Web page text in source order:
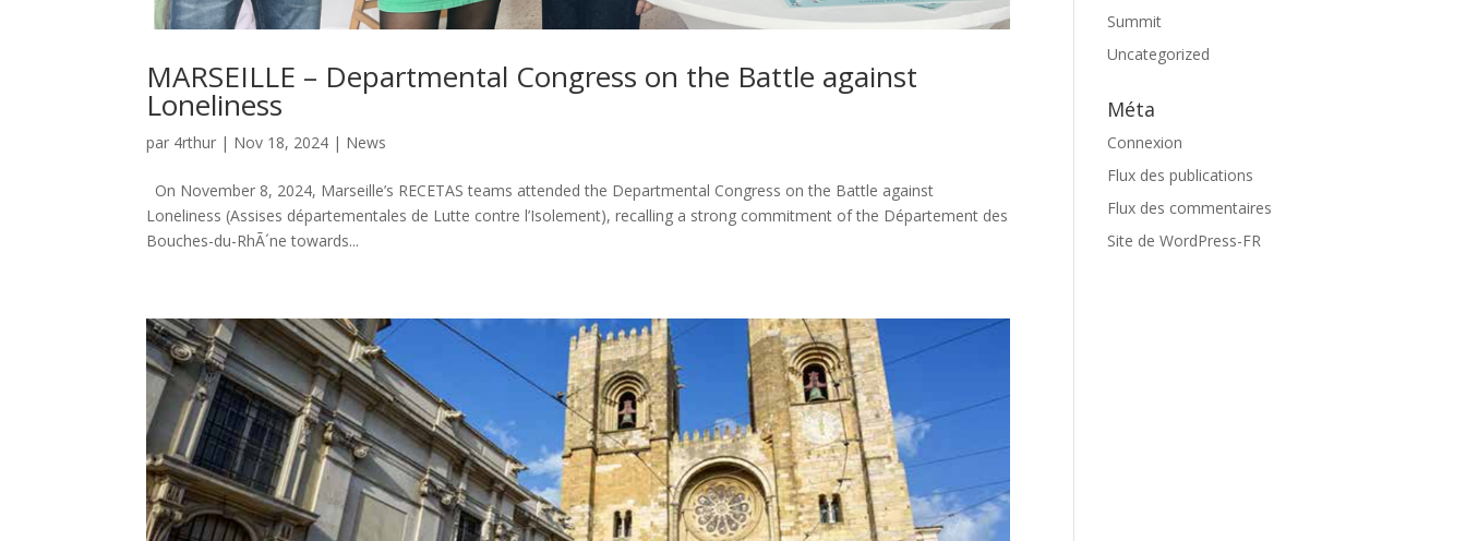
MARSEILLE – Departmental Congress on the Battle against
Loneliness
par 4rthur | Nov 18, 2024 | News
On November 8, 2024, Marseille’s RECETAS teams attended the Departmental Congress on the Battle against
Loneliness (Assises départementales de Lutte contre l’Isolement), recalling a strong commitment of the Département des
Bouches-du-RhÃ´ne towards...
Summit
Uncategorized
Méta
Connexion
Flux des publications
Flux des commentaires
Site de WordPress-FR